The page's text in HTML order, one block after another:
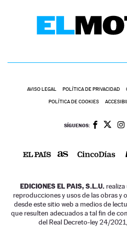
AVISO LEGAL POLÍTICA DE PRIVACIDAD
POLÍTICA DE COOKIES
SÍGUENOS:
EDICIONES EL PAIS, S.L.U. realiza
reproducciones y usos de las obras y
desde este sitio web a medios de
que resulten adecuados a tal fin de
del Real Decreto-ley 24/